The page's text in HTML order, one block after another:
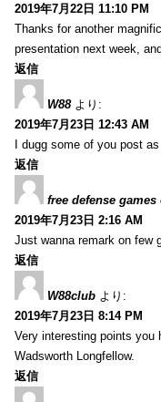
2019年7月22日 11:10 PM
Thanks for another
presentation next week,
返信
W88 より:
2019年7月23日 12:43 AM
I dugg some of you post
返信
free defense
2019年7月23日 2:16 AM
Just wanna remark on few
返信
W88club より:
2019年7月23日 8:14 PM
Very interesting points you
Wadsworth Longfellow.
返信